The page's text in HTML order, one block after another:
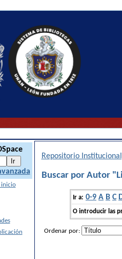
inicio
Repositorio
Buscar por Autor
Ir a: 0-9 A B C
O introducir las
Ordenar por: